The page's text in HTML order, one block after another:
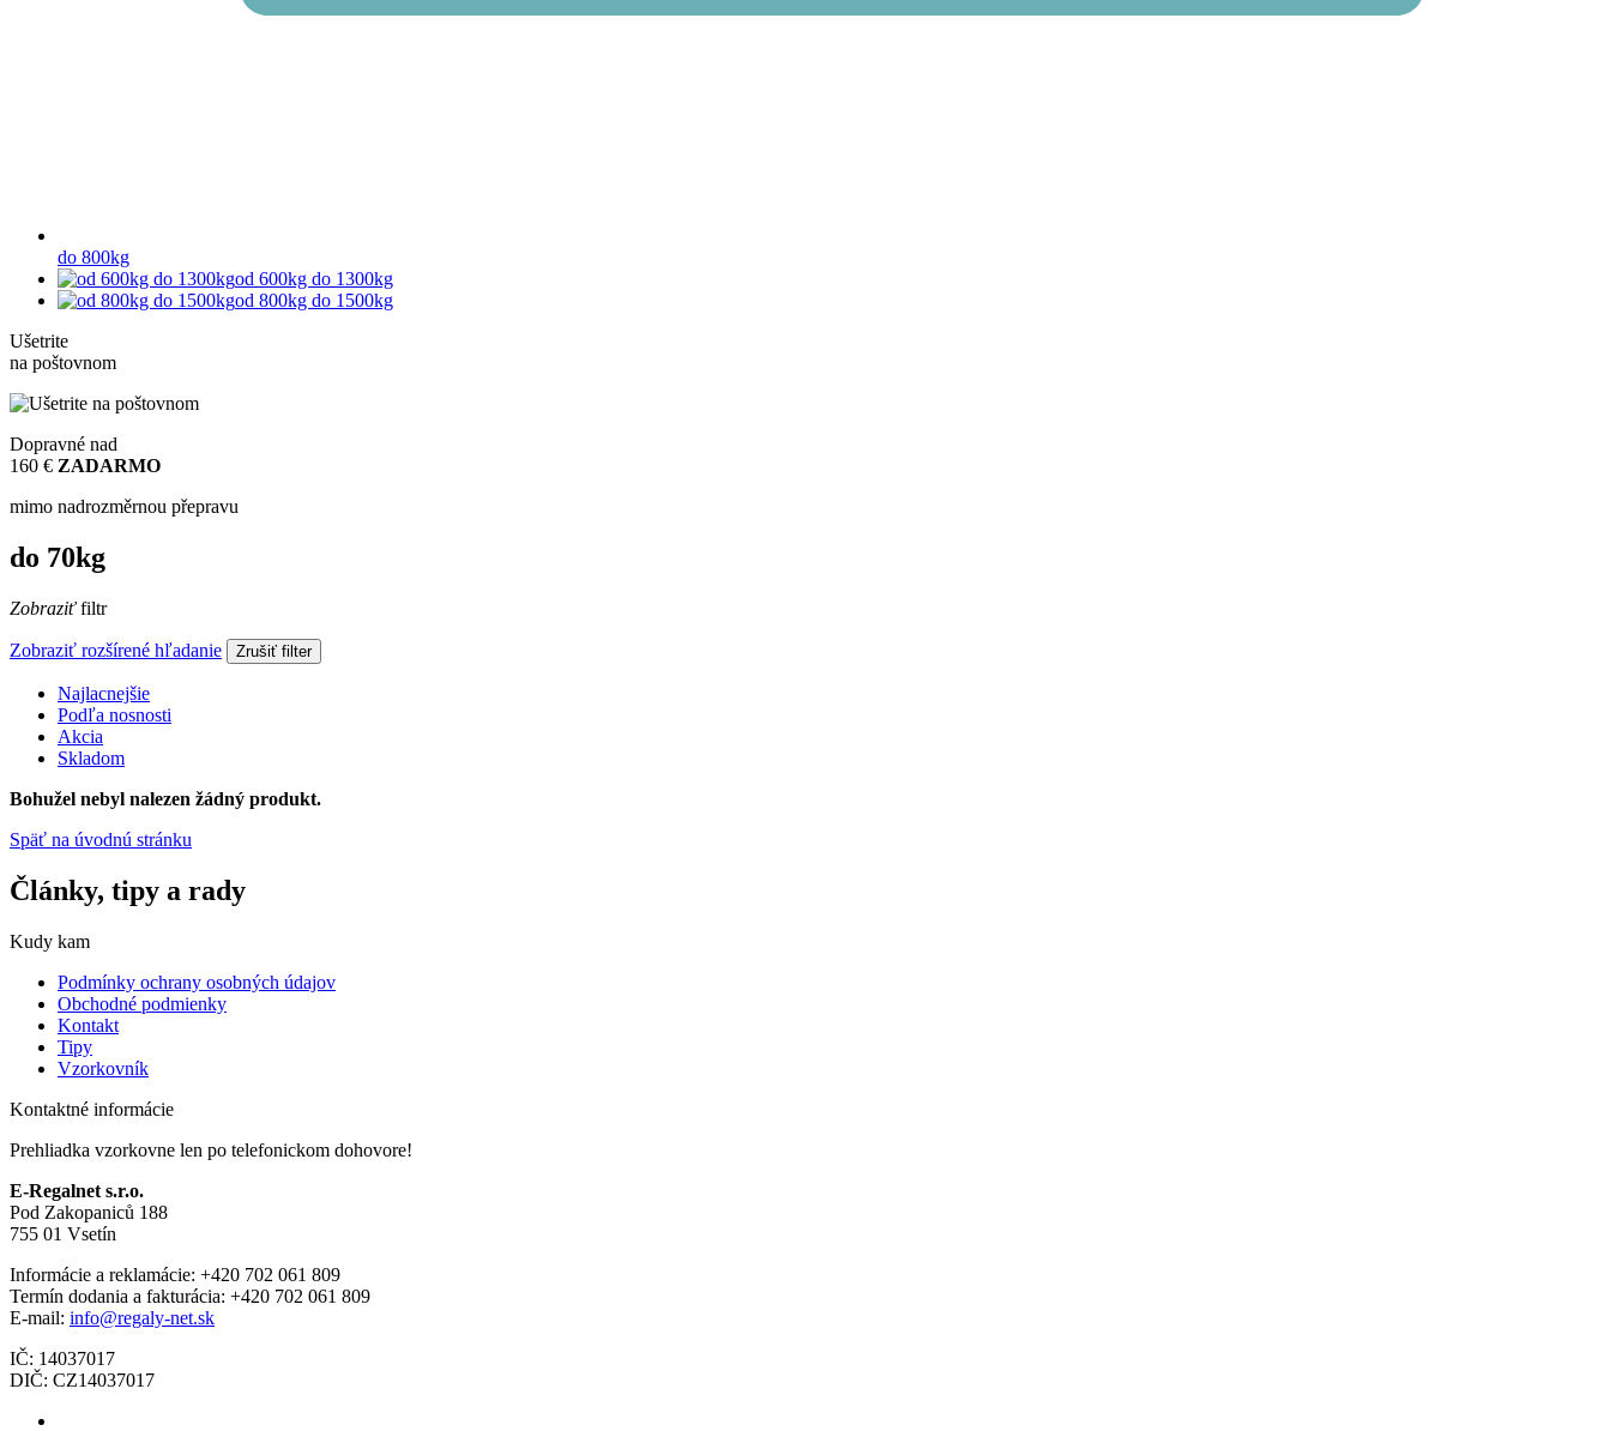
do 800kg
od 600kg do 1300kg
od 800kg do 1500kg
Ušetrite
na poštovnom
Dopravné nad
160 € ZADARMO
mimo nadrozměrnou přepravu
do 70kg
Zobraziťfiltr
Zobraziť rozšírené hľadanie Zrušiť filter
Najlacnejšie
Podľa nosnosti
Akcia
Skladom
Bohužel nebyl nalezen žádný produkt.
Späť na úvodnú stránku
Články, tipy a rady
Kudy kam
Podmínky ochrany osobných údajov
Obchodné podmienky
Kontakt
Tipy
Vzorkovník
Kontaktné informácie
Prehliadka vzorkovne len po telefonickom dohovore!
E-Regalnet s.r.o.
Pod Zakopaniců 188
755 01 Vsetín
Informácie a reklamácie: +420 702 061 809
Termín dodania a fakturácia: +420 702 061 809
E-mail: info@regaly-net.sk
IČ: 14037017
DIČ: CZ14037017